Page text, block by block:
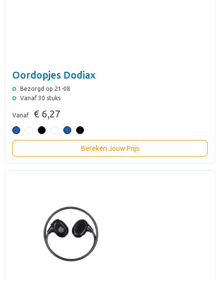
Oordopjes Dodiax
Bezorgd op 21-08
Vanaf 30 stuks
Vanaf € 6,27
Bereken Jouw Prijs